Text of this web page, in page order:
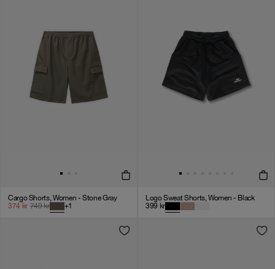
Cargo Shorts, Women - Stone Gray
374 kr 749kr +1
Logo Sweat Shorts, Women - Black
399 kr